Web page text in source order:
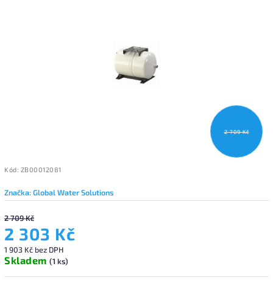
2 709 Kč
Kód: ZB00012081
Značka:Global Water Solutions
2 709 Kč
2 303 Kč
1 903 Kč bez DPH
Skladem (1 ks)